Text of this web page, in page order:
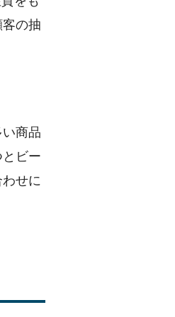
の抽
商品
ビー
せに